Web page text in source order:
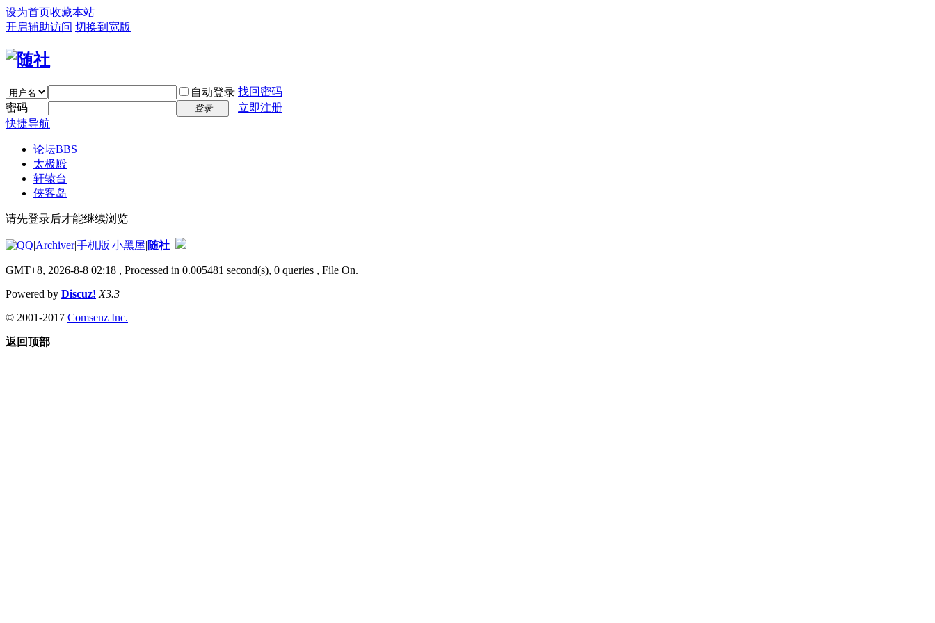
设为首页收藏本站
开启辅助访问 切换到宽版
自动登录 找回密码
密码
登录
立即注册
快捷导航
论坛BBS
太极殿
轩辕台
侠客岛
请先登录后才能继续浏览
|Archiver|手机版|小黑屋|随社
GMT+8, 2026-8-8 02:18 , Processed in 0.005481 second(s), 0 queries , File On.
Powered by Discuz! X3.3
© 2001-2017 Comsenz Inc.
返回顶部